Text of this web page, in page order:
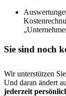
Sie sind noch
Wir unterstützen
Und daran ändert
jederzeit